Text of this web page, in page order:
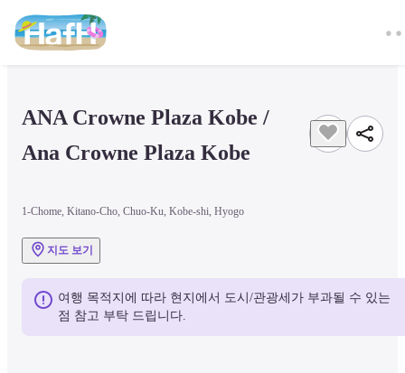
ANA Crowne Plaza Kobe /
Ana Crowne Plaza Kobe
1-Chome, Kitano-Cho, Chuo-Ku, Kobe-shi, Hyogo
지도 보기
여행 목적지에 따라 현지에서 도시/관광세가 부과될 수 있는
점 참고 부탁 드립니다.